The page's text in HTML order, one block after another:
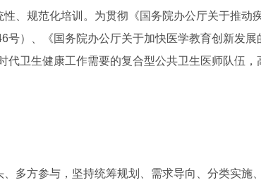
、规范化培训。为贯彻《国务院办公厅关于推动
号）、《国务院办公厅关于加快医学教育创新发展
代卫生健康工作需要的复合型公共卫生医师队伍，
方参与，坚持统筹规划、需求导向、分类实施